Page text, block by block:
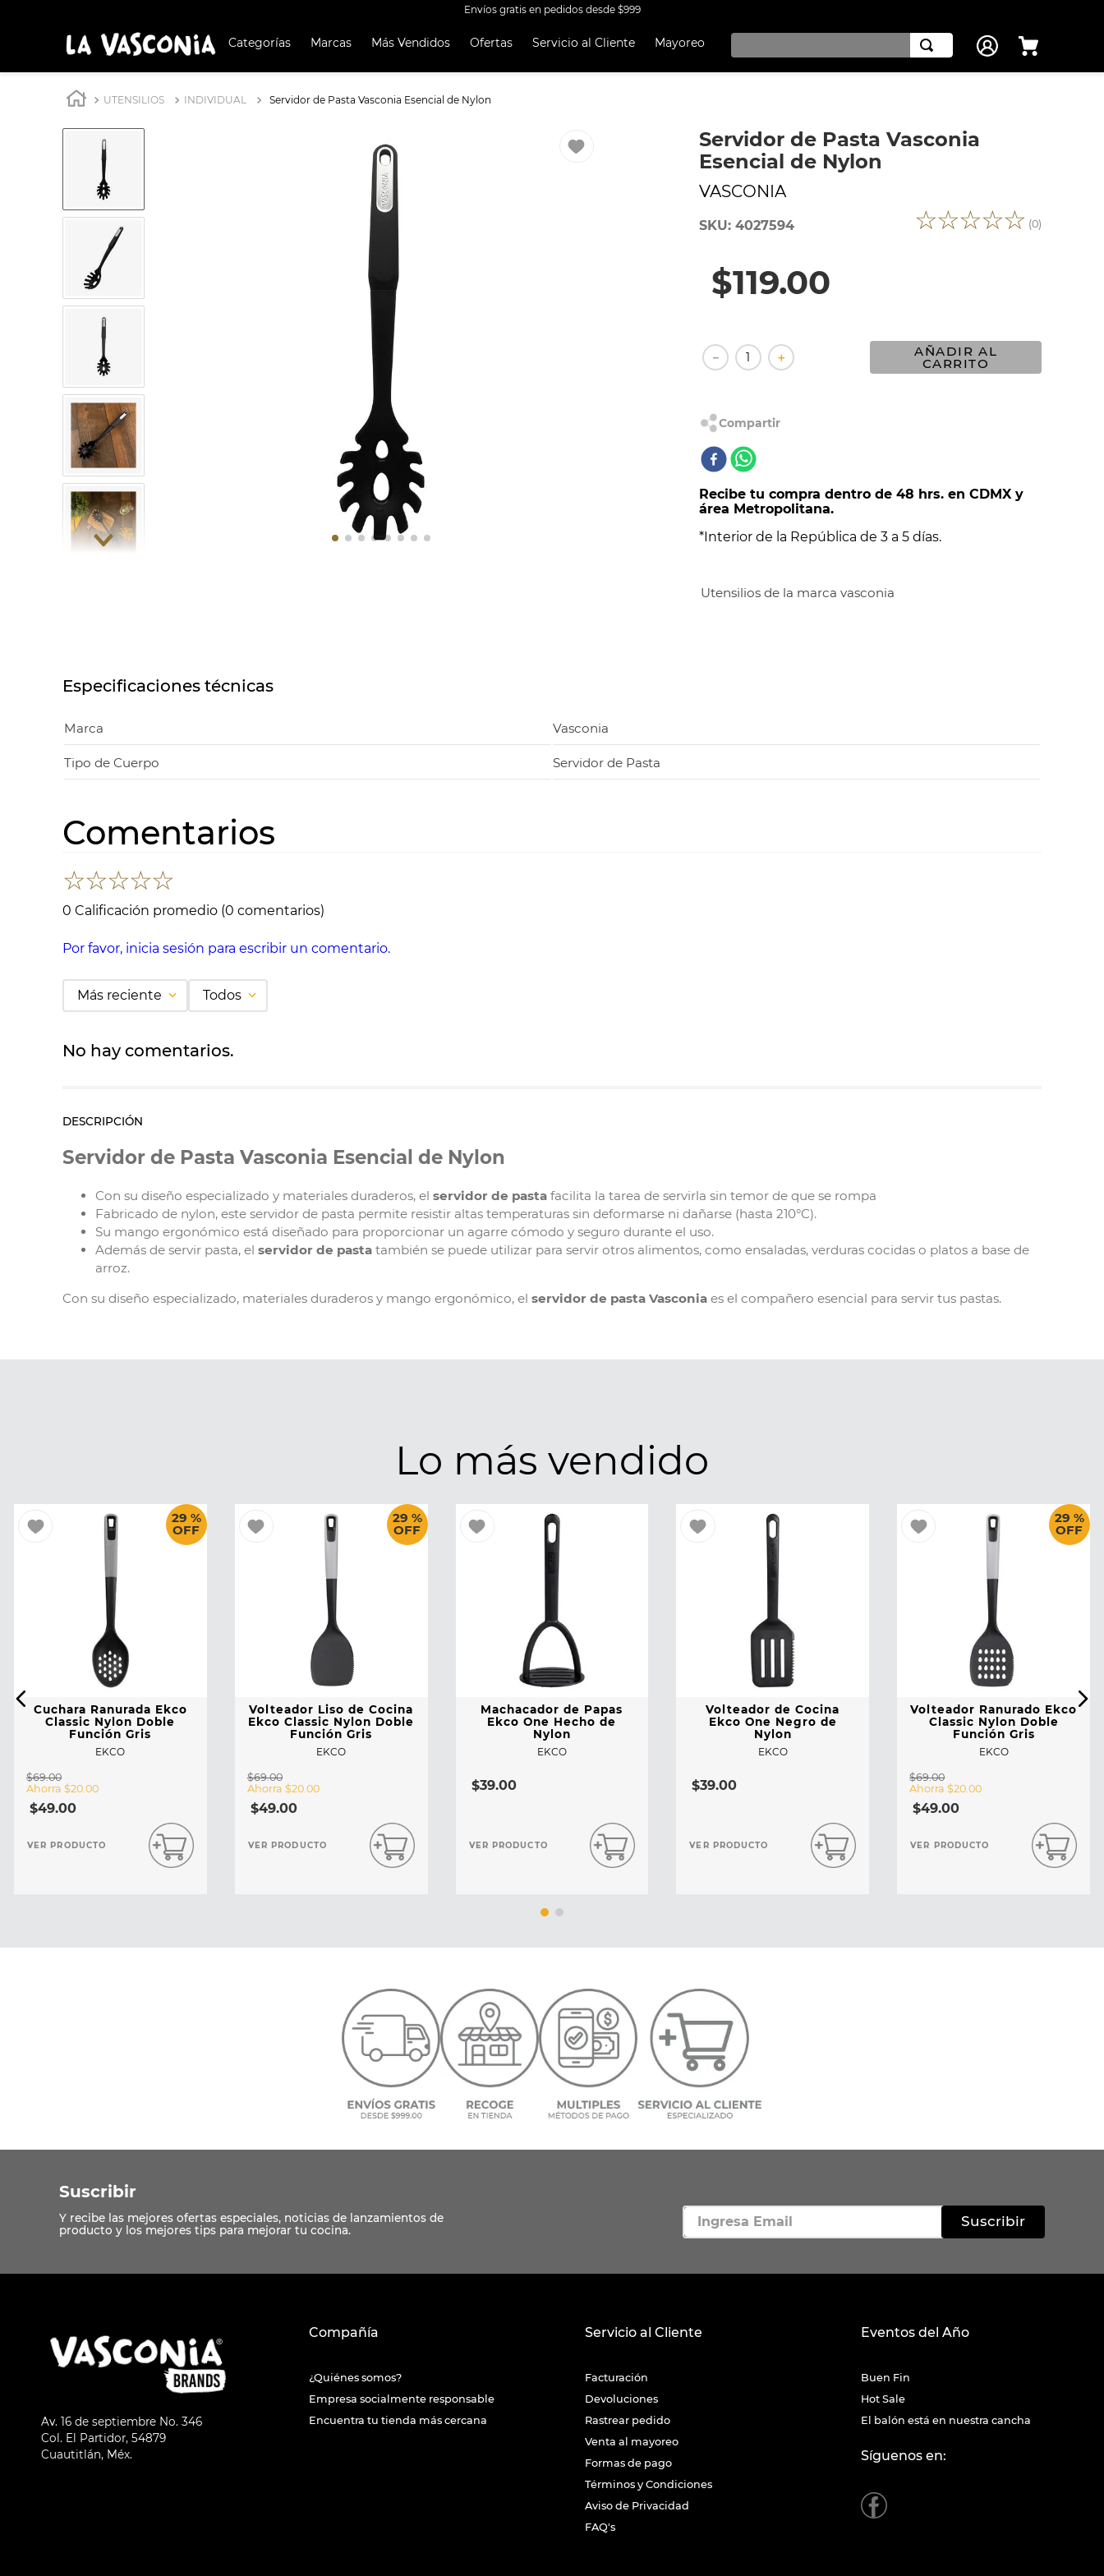
Envíos gratis en pedidos desde $999
Categorías Marcas Más Vendidos Ofertas Servicio al Cliente Mayoreo
UTENSILIOS INDIVIDUAL Servidor de Pasta Vasconia Esencial de Nylon
Servidor de Pasta Vasconia
Esencial de Nylon
VASCONIA
SKU: 4027594 ☆☆☆☆☆ (0)
$119.00
＋
－ AÑADIR AL
CARRITO
Recibe tu compra dentro de 48 hrs. en CDMX y
área Metropolitana.
*Interior de la República de 3 a 5 días.
Utensilios de la marca vasconia
Especificaciones técnicas
Marca Vasconia
Tipo de Cuerpo Servidor de Pasta
Comentarios
☆☆☆☆☆
0 Calificación promedio (0 comentarios)
Por favor, inicia sesión para escribir un comentario.
Más reciente Todos
No hay comentarios.
DESCRIPCIÓN
Servidor de Pasta Vasconia Esencial de Nylon
Con su diseño especializado y materiales duraderos, el servidor de pasta facilita la tarea de servirla sin temor de que se rompa
Fabricado de nylon, este servidor de pasta permite resistir altas temperaturas sin deformarse ni dañarse (hasta 210°C).
Su mango ergonómico está diseñado para proporcionar un agarre cómodo y seguro durante el uso.
Además de servir pasta, el servidor de pasta también se puede utilizar para servir otros alimentos, como ensaladas, verduras cocidas o platos a base de
arroz.
Con su diseño especializado, materiales duraderos y mango ergonómico, el servidor de pasta Vasconia es el compañero esencial para servir tus pastas.
Lo más vendido
29 %
OFF
Cuchara Ranurada Ekco
Classic Nylon Doble
Función Gris
EKCO
$69.00
Ahorra $20. 00
$49.00
VER PRODUCTO
29 %
OFF
Volteador Liso de Cocina
Ekco Classic Nylon Doble
Función Gris
EKCO
$69.00
Ahorra $20. 00
$49.00
VER PRODUCTO
Machacador de Papas
Ekco One Hecho de
Nylon
EKCO
$39.00
VER PRODUCTO
Volteador de Cocina
Ekco One Negro de
Nylon
EKCO
$39.00
VER PRODUCTO
29 %
OFF
Volteador Ranurado Ekco
Classic Nylon Doble
Función Gris
EKCO
$69.00
Ahorra$20 .00
$49.00
VER PRODUCTO
Suscribir
Suscribir
Av. 16 de septiembre No. 346
Col. El Partidor, 54879
Cuautitlán, Méx.
Compañía
¿Quiénes somos?
Empresa socialmente responsable
Encuentra tu tienda más cercana
Servicio al Cliente
Facturación
Devoluciones
Rastrear pedido
Venta al mayoreo
Formas de pago
Términos y Condiciones
Aviso de Privacidad
FAQ's
Eventos del Año
Buen Fin
Hot Sale
El balón está en nuestra cancha
Síguenos en:
TÉRMINOS MÁS
BATERÍA COCINA CON ANTIADHERENTE EKCO 32 PIEZAS ALUMINIO
ARROCERA
SARTEN
INDUCCIÓN
VAPORERAS
ACERO INOXIDABLE
BATERÍA
COMAL
VASCONIA PRIMA